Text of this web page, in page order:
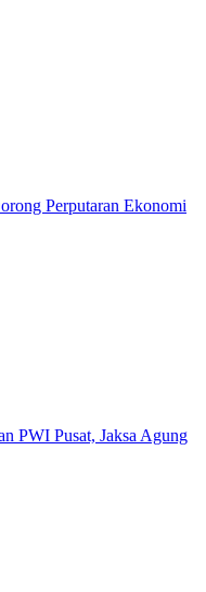
Perputaran Ekonomi
PWI Pusat, Jaksa Agung